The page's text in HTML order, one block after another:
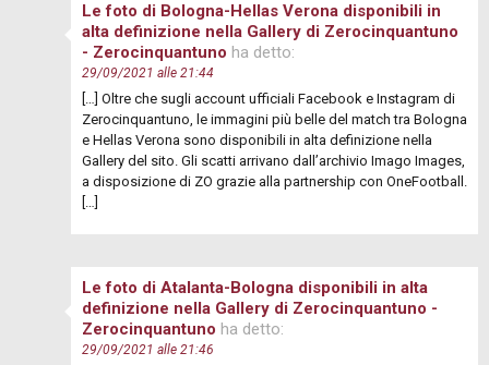
Le foto di Bologna-Hellas Verona disponibili in
alta definizione nella Gallery di Zerocinquantuno
- Zerocinquantuno ha detto:
29/09/2021 alle 21:44
[…] Oltre che sugli account ufficiali Facebook e Instagram di
Zerocinquantuno, le immagini più belle del match tra Bologna
e Hellas Verona sono disponibili in alta definizione nella
Gallery del sito. Gli scatti arrivano dall’archivio Imago Images,
a disposizione di ZO grazie alla partnership con OneFootball.
Le foto di Atalanta-Bologna disponibili in alta
definizione nella Gallery di Zerocinquantuno -
Zerocinquantuno ha detto:
29/09/2021 alle 21:46